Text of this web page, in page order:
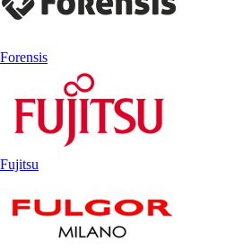
Forensis
Fujitsu